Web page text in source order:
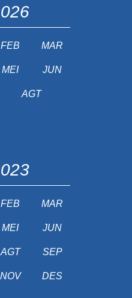
FEB MAR
MEI JUN
AGT
FEB MAR
MEI JUN
AGT SEP
NOV DES